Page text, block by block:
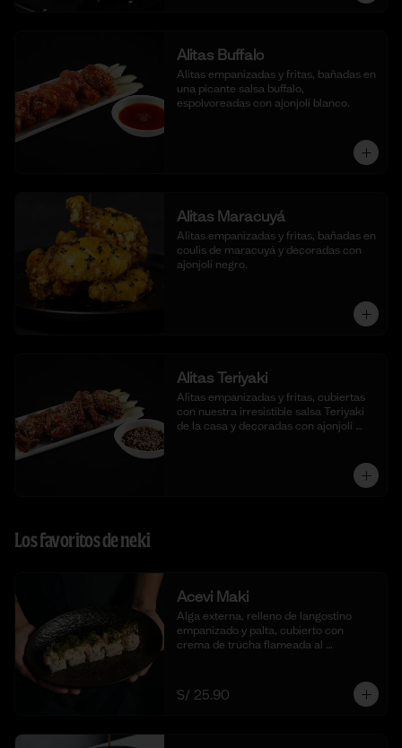
Alitas Buffalo
Alitas empanizadas y fritas, bañadas en
una picante salsa buffalo,
espolvoreadas con ajonjolí blanco.
Alitas Maracuyá
Alitas empanizadas y fritas, bañadas en
coulis de maracuyá y decoradas con
ajonjolí negro.
Alitas Teriyaki
Alitas empanizadas y fritas, cubiertas
con nuestra irresistible salsa Teriyaki
de la casa y decoradas con ajonjolí
Los favoritos de neki
Acevi Maki
Alga externa, relleno de langostino
empanizado y palta, cubierto con
crema de trucha flameada al
S/ 25.90